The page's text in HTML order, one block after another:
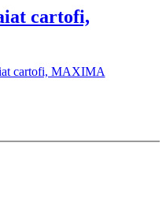
cartofi,